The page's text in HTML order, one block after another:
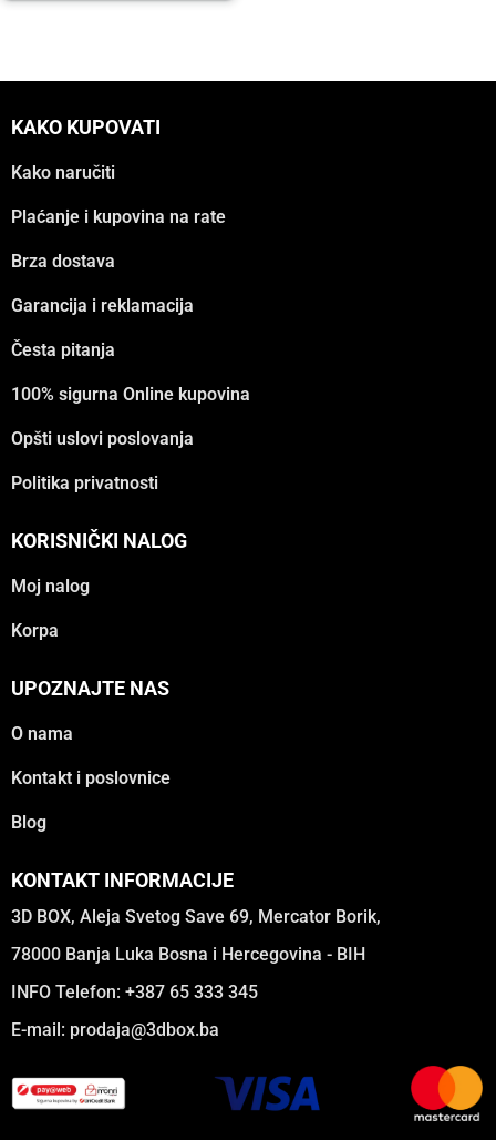
KAKO KUPOVATI
Kako naručiti
Plaćanje i kupovina na rate
Brza dostava
Garancija i reklamacija
Česta pitanja
100% sigurna Online kupovina
Opšti uslovi poslovanja
Politika privatnosti
KORISNIČKI NALOG
Moj nalog
Korpa
UPOZNAJTE NAS
O nama
Kontakt i poslovnice
Blog
KONTAKT INFORMACIJE
3D BOX, Aleja Svetog Save 69, Mercator Borik,
78000 Banja Luka Bosna i Hercegovina - BIH
INFO Telefon: +387 65 333 345
E-mail: prodaja@3dbox.ba